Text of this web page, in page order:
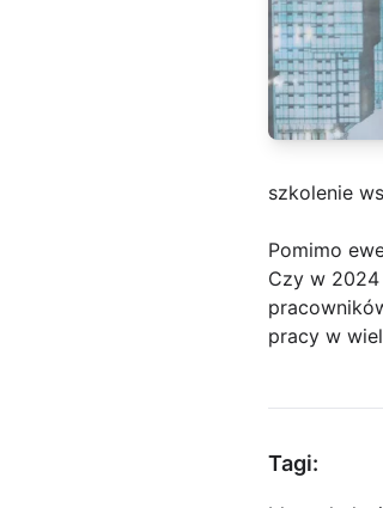
szkolenie
Pomimo
Czy w
pracy w
Tagi: